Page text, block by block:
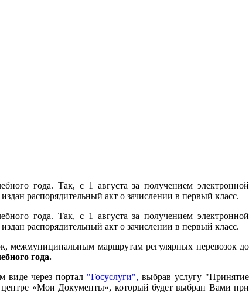
года. Так, с 1 августа за получением электронной
распорядительный акт о зачислении в первый класс.
года. Так, с 1 августа за получением электронной
распорядительный акт о зачислении в первый класс.
межмуниципальным маршрутам регулярных перевозок до
года.
виде через портал "Госуслуги", выбрав услугу "Принятие
центре «Мои Документы», который будет выбран Вами при